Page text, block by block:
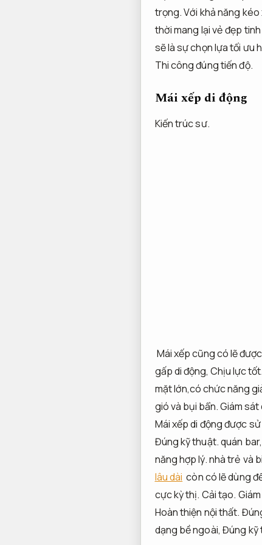
trọng. Với khả năng
thời mang lại vẻ đẹp
sẽ là sự chọn lựa tối ưu
Thi công đúng tiến độ.
Mái xếp di động
Kiến trúc sư.
Mái xếp cũng có lẽ
gấp di động, Chịu lực tốt.
mặt lớn,có chức năng
gió và bụi bẩn.Giám
Mái xếp di động được
Đúng kỹ thuật.quán
năng hợp lý.nhà trẻ và
lâu dài còn có lẽ dùng
cực kỳ thị. Cải tạo.
Hoàn thiện nội thất.
dạng bề ngoài, Đúng kỹ